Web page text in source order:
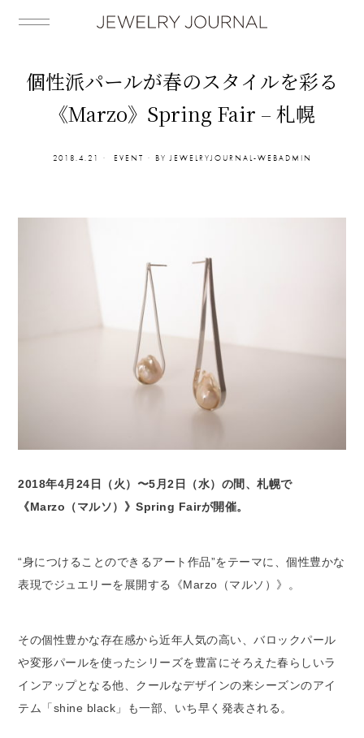
個性派パールが春のスタイルを彩る
《Marzo》Spring Fair – 札幌
2018.4.21 EVENT BY JEWELRYJOURNAL-WEBADMIN
2018年4月24日（火）〜5月2日（水）の間、札幌で
《Marzo（マルソ）》Spring Fairが開催。
“身につけることのできるアート作品”をテーマに、個性豊かな
表現でジュエリーを展開する《Marzo（マルソ）》。
その個性豊かな存在感から近年人気の高い、バロックパール
や変形パールを使ったシリーズを豊富にそろえた春らしいラ
インアップとなる他、クールなデザインの来シーズンのアイ
テム「shine black」も一部、いち早く発表される。